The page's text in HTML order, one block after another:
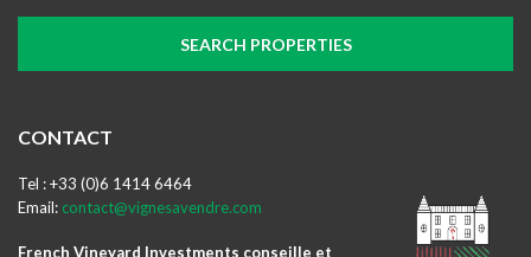
CONTACT
Tel : +33 (0)6 1414 6464
Email: contact@vignesavendre.com
French Vineyard Investments conseille et